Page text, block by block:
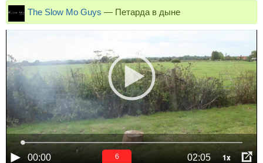
The Slow Mo Guys — Петарда в дыне
00:00 02:05 1x
5